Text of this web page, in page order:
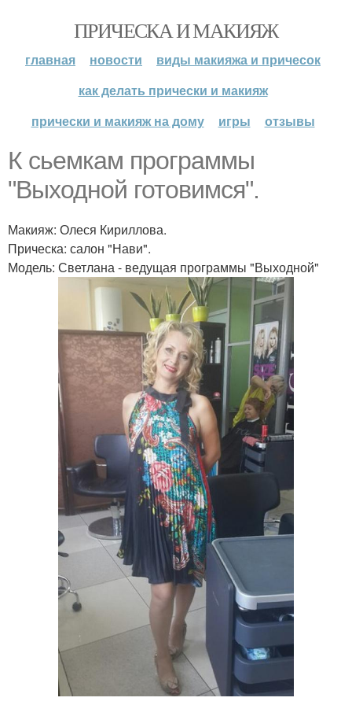
ПРИЧЕСКА И МАКИЯЖ
главная новости
виды макияжа и причесок
как делать прически и макияж
прически и макияж на дому
игры отзывы
К сьемкам программы
"Выходной готовимся".
Макияж: Олеся Кириллова.
Прическа: салон "Нави".
Модель: Светлана - ведущая программы "Выходной"